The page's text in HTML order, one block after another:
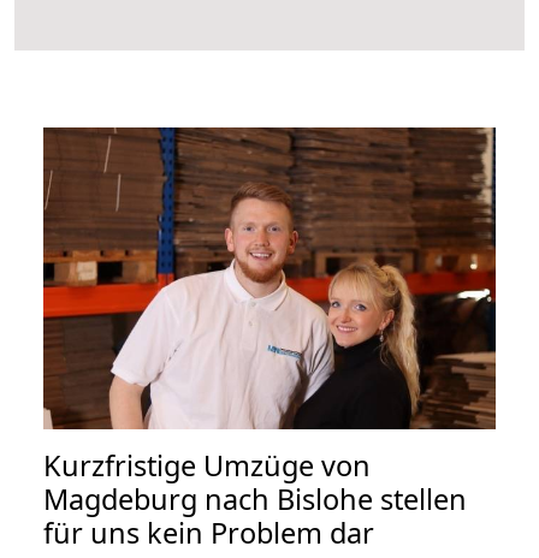
Kurzfristige Umzüge von
Magdeburg nach Bislohe stellen
für uns kein Problem dar